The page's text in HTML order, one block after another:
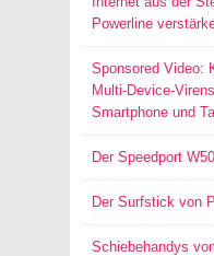
Powerline
Sponsored Video:
Multi-Device-
Smartphone und
Der Speedport
Der Surfstick von
Schiebehandys